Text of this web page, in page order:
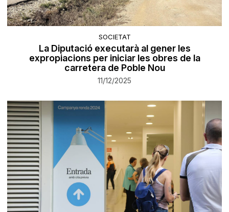
SOCIETAT
La Diputació executarà al gener les
expropiacions per iniciar les obres de la
carretera de Poble Nou
11/12/2025